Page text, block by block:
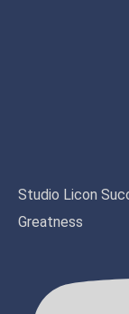
Studio Licon
Greatness